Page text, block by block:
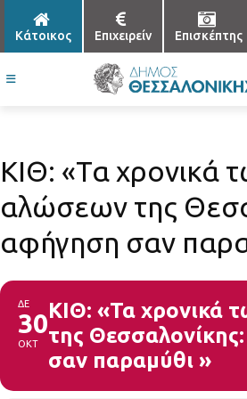
Κάτοικος Επιχειρείν Επισκέπτης
ΚΙΘ: «Τα χρονικά
αλώσεων της
αφήγηση σαν
ΔΕ
30
ΟΚΤ
ΚΙΘ: «Τα χρονικά
της
σαν παραμύθι »